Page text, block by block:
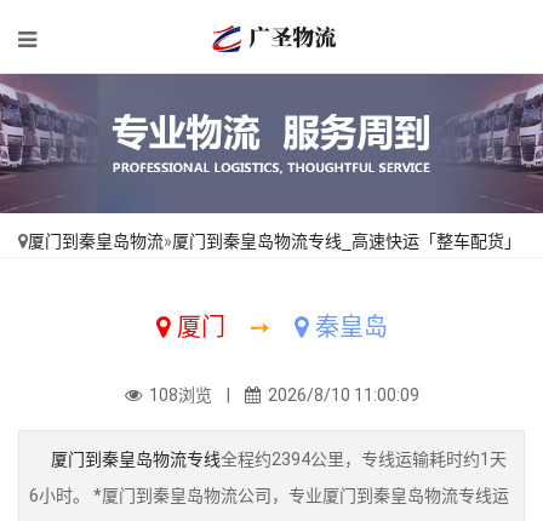
厦门到秦皇岛物流»厦门到秦皇岛物流专线_高速快运「整车配货」
厦门 ➙ 秦皇岛
108浏览 | 2026/8/10 11:00:09
厦门到秦皇岛物流专线全程约2394公里，专线运输耗时约1天
6小时。 *厦门到秦皇岛物流公司，专业厦门到秦皇岛物流专线运